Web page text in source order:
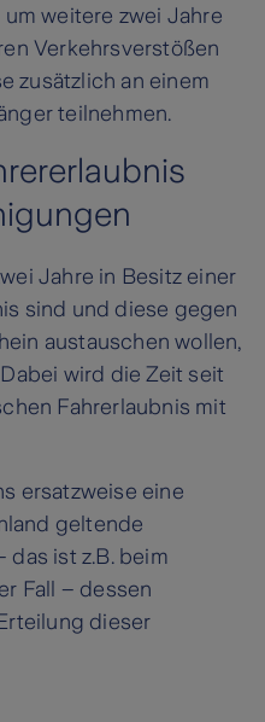
weitere zwei Jahre
Verkehrsverstößen
zusätzlich an einem
teilnehmen.
Jahre in Besitz einer
sind und diese gegen
austauschen wollen,
wird die Zeit seit
Fahrerlaubnis mit
ersatzweise eine
geltende
ist z.B. beim
Fall – dessen
dieser